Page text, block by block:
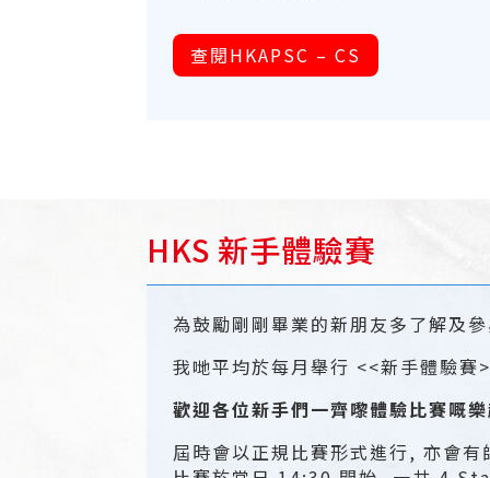
查閱HKAPSC – CS
HKS 新手體驗賽
為鼓勵剛剛畢業的新朋友多了解及
我哋平均於每月舉行 <<新手體驗
歡迎各位新手們一齊嚟體驗比賽嘅
屆時會以正規比賽形式進行, 亦會